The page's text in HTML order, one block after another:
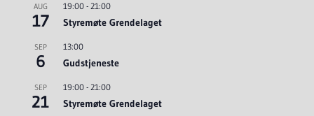
AUG
17
19:00- 21:00
Styremøte Grendelaget
SEP
6
13:00
Gudstjeneste
SEP
21
19:00- 21:00
Styremøte Grendelaget